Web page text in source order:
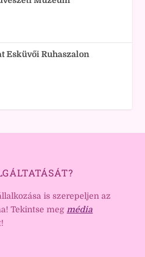
Esküvői Ruhaszalon
is szerepeljen az
Tekintse meg média